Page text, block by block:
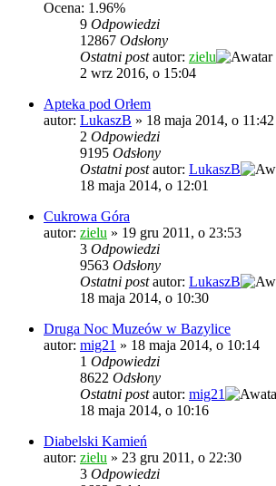
Ocena: 1.96%
9 Odpowiedzi
12867 Odsłony
Ostatni postautor: zielu
2 wrz 2016, o 15:04
Apteka pod Orłem
autor: LukaszB » 18 maja 2014, o 11:42
2 Odpowiedzi
9195 Odsłony
Ostatni postautor: LukaszB
18 maja 2014, o 12:01
Cukrowa Góra
autor: zielu » 19 gru 2011, o 23:53
3 Odpowiedzi
9563 Odsłony
Ostatni postautor: LukaszB
18 maja 2014, o 10:30
Druga Noc Muzeów w Bazylice
autor: mig21 » 18 maja 2014, o 10:14
1 Odpowiedzi
8622 Odsłony
Ostatni postautor: mig21
18 maja 2014, o 10:16
Diabelski Kamień
autor: zielu » 23 gru 2011, o 22:30
3 Odpowiedzi